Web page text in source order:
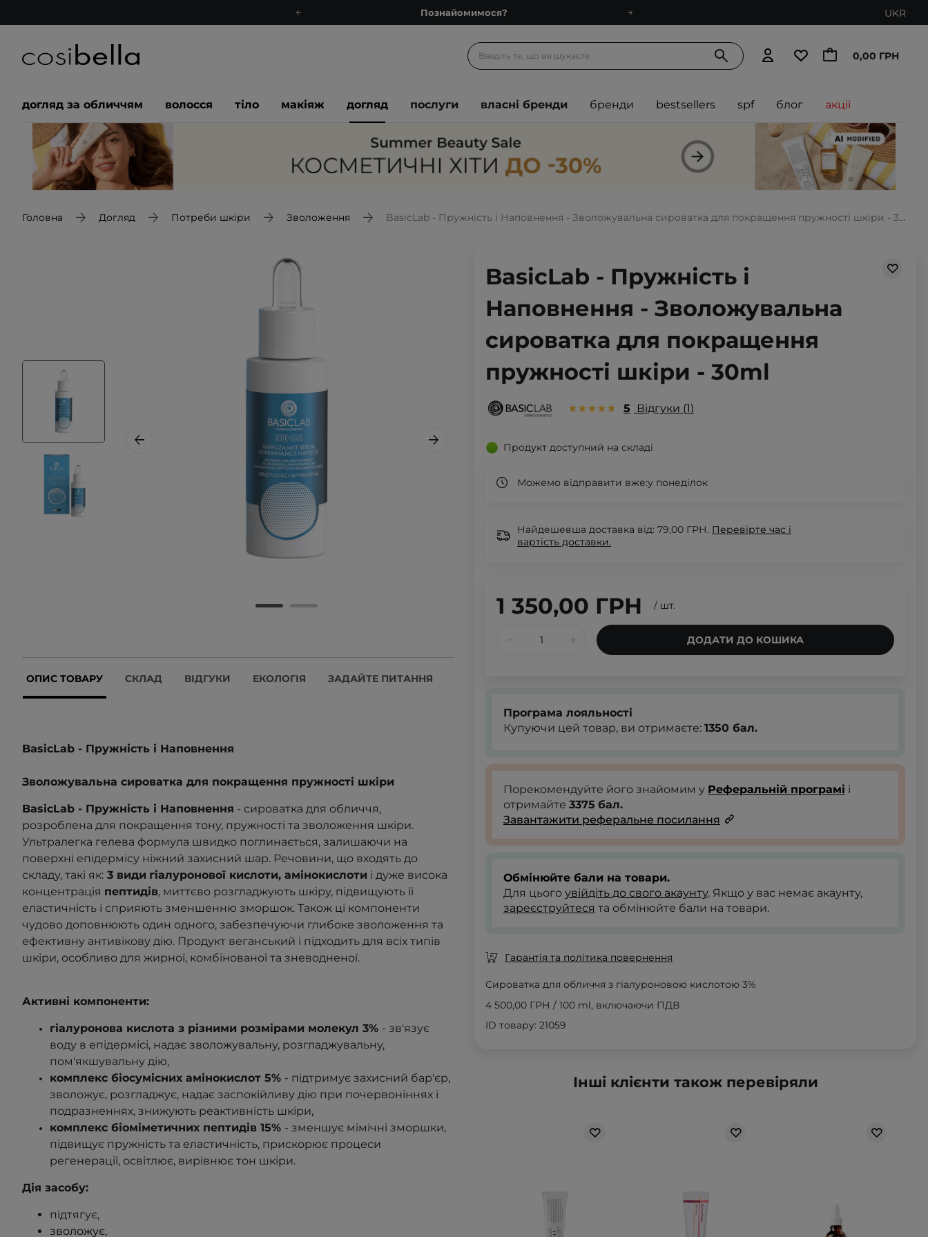
Познайомимося?
Подарункові картки
Рекомендуй нас і отримуй ще більше балів
Запитай косметолога
Познайомимося?
UKR
0,00 ГРН
догляд за обличчям волосся тіло макіяж догляд послуги власні бренди бренди bestsellers spf блог акції
Головна Догляд Потреби шкіри Зволоження BasicLab - Пружність і Наповнення - Зволожувальна сироватка для покращення пружності шкіри - 30ml
ОПИС ТОВАРУ СКЛАД ВІДГУКИ ЕКОЛОГІЯ ЗАДАЙТЕ ПИТАННЯ
BasicLab - Пружність і Наповнення
Зволожувальна сироватка для покращення пружності шкіри
BasicLab - Пружність і Наповнення - сироватка для обличчя,
розроблена для покращення тону, пружності та зволоження шкіри.
Ультралегка гелева формула швидко поглинається, залишаючи на
поверхні епідермісу ніжний захисний шар. Речовини, що входять до
складу, такі як: 3 види гіалуронової кислоти, амінокислоти і дуже висока
концентрація пептидів, миттєво розгладжують шкіру, підвищують її
еластичність і сприяють зменшенню зморшок. Також ці компоненти
чудово доповнюють один одного, забезпечуючи глибоке зволоження та
ефективну антивікову дію. Продукт веганський і підходить для всіх типів
шкіри, особливо для жирної, комбінованої та зневодненої.
Активні компоненти:
гіалуронова кислота з різними розмірами молекул 3% - зв'язує
воду в епідермісі, надає зволожувальну, розгладжувальну,
пом'якшувальну дію,
комплекс біосумісних амінокислот 5% - підтримує захисний бар'єр,
зволожує, розгладжує, надає заспокійливу дію при почервоніннях і
подразненнях, знижують реактивність шкіри,
комплекс біоміметичних пептидів 15% - зменшує мімічні зморшки,
підвищує пружність та еластичність, прискорює процеси
регенерації, освітлює, вирівнює тон шкіри.
Дія засобу:
підтягує,
зволожує,
BasicLab - Пружність і
Наповнення - Зволожувальна
сироватка для покращення
пружності шкіри - 30ml
5 Відгуки 1
Продукт доступний на складі
Можемо відправити вже:у понеділок
Найдешевша доставка від: 79,00 ГРН. Перевірте час і
вартість доставки.
1 350,00 ГРН / шт.
ДОДАТИ ДО КОШИКА
Програма лояльності
Купуючи цей товар, ви отримаєте: 1350 бал.
Порекомендуйте його знайомим у Реферальній програмі і
отримайте 3375 бал.
Завантажити реферальне посилання
Обмінюйте бали на товари.
Для цього увійдіть до свого акаунту. Якщо у вас немає акаунту,
зареєструйтеся та обмінюйте бали на товари.
Гарантія та політика повернення
Сироватка для обличчя з гіалуроновою кислотою 3%
4 500,00 ГРН / 100 ml, включаючи ПДВ
ID товару: 21059
Інші клієнти також перевіряли